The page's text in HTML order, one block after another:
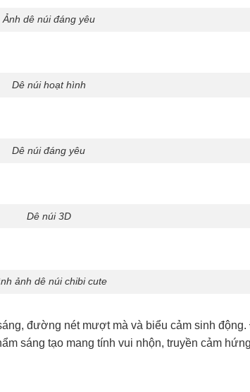
Ảnh dê núi đáng yêu
Dê núi hoạt hình
Dê núi đáng yêu
Dê núi 3D
ảnh dê núi chibi cute
đường nét mượt mà và biểu cảm sinh
sáng tạo mang tính vui nhộn, truyền cảm